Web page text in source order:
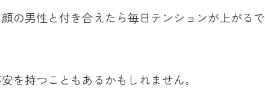
の男性と付き合えたら毎日テンションが上がるで
を持つこともあるかもしれません。